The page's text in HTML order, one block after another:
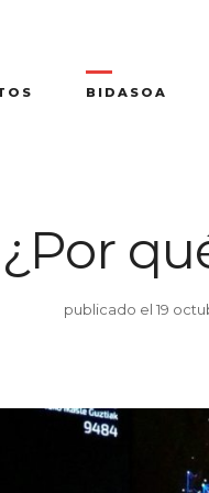
BIDASOA
¿Por
publicado el 19